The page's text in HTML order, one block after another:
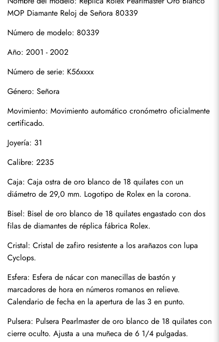
MOP Diamante Reloj de Señora 80339
Número de modelo: 80339
Año: 2001 - 2002
Número de serie: K56xxxx
Género: Señora
Movimiento: Movimiento automático cronómetro oficialmente
certificado.
Joyería: 31
Calibre: 2235
Caja: Caja ostra de oro blanco de 18 quilates con un
diámetro de 29,0 mm. Logotipo de Rolex en la corona.
Bisel: Bisel de oro blanco de 18 quilates engastado con dos
filas de diamantes de réplica fábrica Rolex.
Cristal: Cristal de zafiro resistente a los arañazos con lupa
Cyclops.
Esfera: Esfera de nácar con manecillas de bastón y
marcadores de hora en números romanos en relieve.
Calendario de fecha en la apertura de las 3 en punto.
Pulsera: Pulsera Pearlmaster de oro blanco de 18 quilates con
cierre oculto. Ajusta a una muñeca de 6 1/4 pulgadas.
Suscribirse